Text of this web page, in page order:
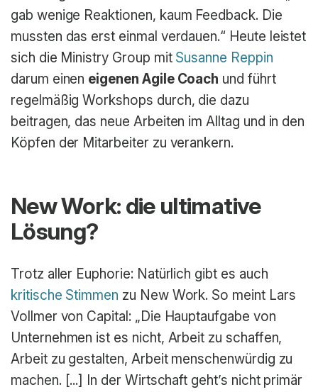
gab wenige Reaktionen, kaum Feedback. Die
mussten das erst einmal verdauen.“ Heute leistet
sich die Ministry Group mit Susanne Reppin
darum einen eigenen Agile Coach und führt
regelmäßig Workshops durch, die dazu
beitragen, das neue Arbeiten im Alltag und in den
Köpfen der Mitarbeiter zu verankern.
New Work: die ultimative
Lösung?
Trotz aller Euphorie: Natürlich gibt es auch
kritische Stimmen zu New Work. So meint Lars
Vollmer von Capital: „Die Hauptaufgabe von
Unternehmen ist es nicht, Arbeit zu schaffen,
Arbeit zu gestalten, Arbeit menschenwürdig zu
machen. [...] In der Wirtschaft geht’s nicht primär